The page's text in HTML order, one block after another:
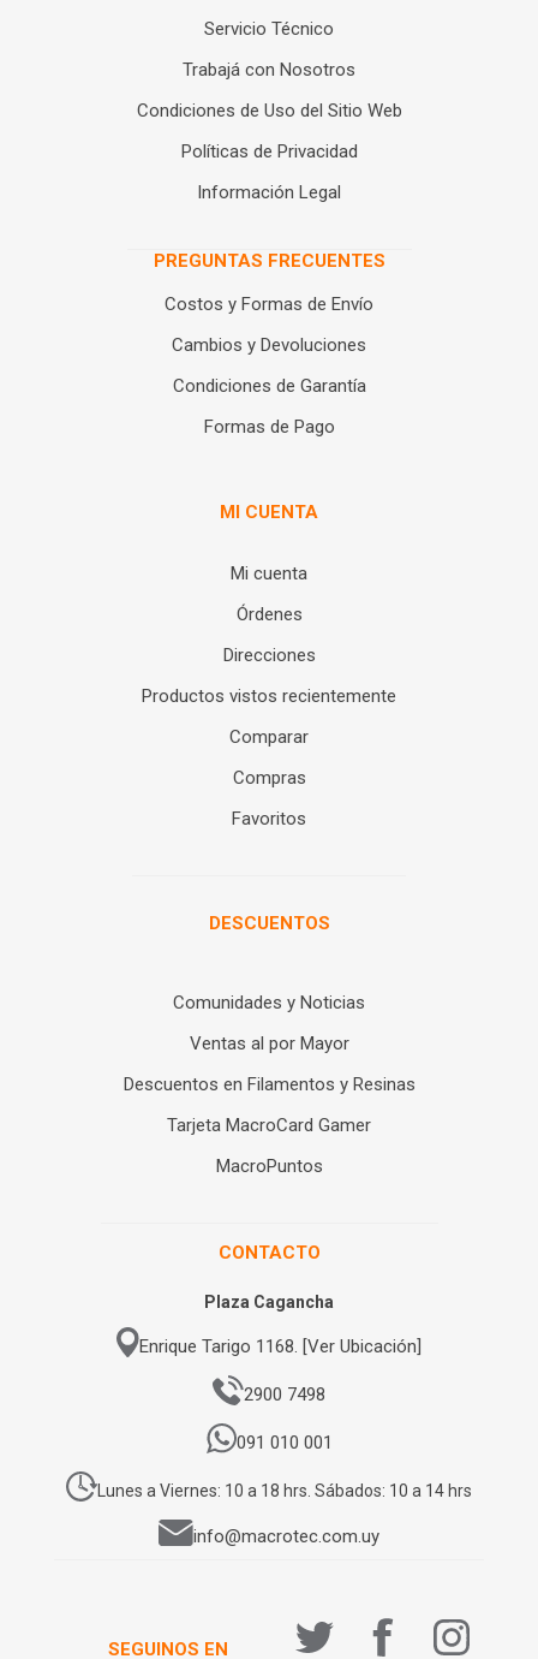
Servicio Técnico
Trabajá con Nosotros
Condiciones de Uso del Sitio Web
Políticas de Privacidad
Información Legal
PREGUNTAS FRECUENTES
Costos y Formas de Envío
Cambios y Devoluciones
Condiciones de Garantía
Formas de Pago
MI CUENTA
Mi cuenta
Órdenes
Direcciones
Productos vistos recientemente
Comparar
Compras
Favoritos
DESCUENTOS
Comunidades y Noticias
Ventas al por Mayor
Descuentos en Filamentos y Resinas
Tarjeta MacroCard Gamer
MacroPuntos
CONTACTO
Plaza Cagancha
Enrique Tarigo 1168. [Ver Ubicación]
2900 7498
091 010 001
Lunes a Viernes: 10 a 18 hrs. Sábados: 10 a 14 hrs
info@macrotec.com.uy
SEGUINOS EN